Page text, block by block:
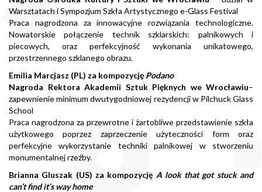
Warsztatach i Sympozjum Szkła Artystycznego e-Glass Festival
Praca nagrodzona za innowacyjne rozwiązania technologiczne.
Nowatorskie połączenie technik szklarskich: palnikowych i
piecowych, oraz perfekcyjność wykonania unikatowego,
przestrzennego szklanego obrazu.
Emilia Marcjasz (PL) za kompozycję Podano
Nagroda Rektora Akademii Sztuk Pięknych we Wrocławiu–
zapewnienie minimum dwutygodniowej rezydencji w Pilchuck Glass
School
Praca nagrodzona za przewrotne i żartobliwe przedstawienie szkła
użytkowego poprzez zaprzeczenie użyteczności form oraz
perfekcyjne wykorzystanie techniki palnikowej w stworzeniu
monumentalnej rzeźby.
Brianna Gluszak (US) za kompozycję A look that got stuck and
can’t find it’s way home